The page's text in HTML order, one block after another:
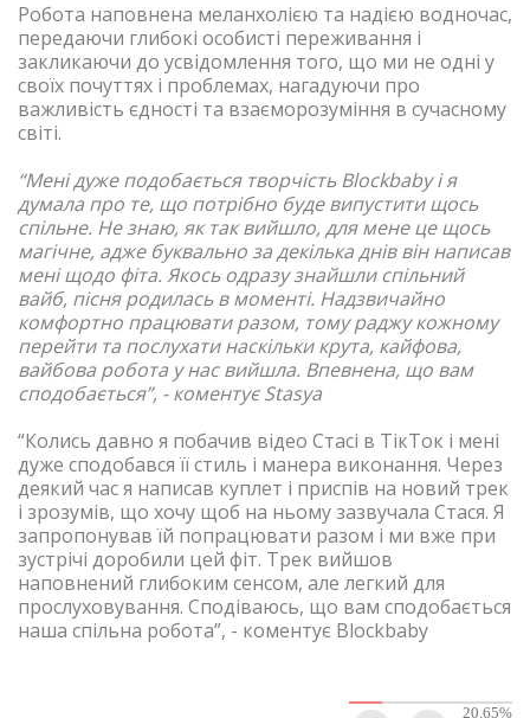
Робота наповнена меланхолією та надією водночас,
передаючи глибокі особисті переживання і
закликаючи до усвідомлення того, що ми не одні у
своїх почуттях і проблемах, нагадуючи про
важливість єдності та взаєморозуміння в сучасному
світі.
“Мені дуже подобається творчість Blockbaby і я
думала про те, що потрібно буде випустити щось
спільне. Не знаю, як так вийшло, для мене це щось
магічне, адже буквально за декілька днів він написав
мені щодо фіта. Якось одразу знайшли спільний
вайб, пісня родилась в моменті. Надзвичайно
комфортно працювати разом, тому раджу кожному
перейти та послухати наскільки крута, кайфова,
вайбова робота у нас вийшла. Впевнена, що вам
сподобається”, - коментує Stasya
“Колись давно я побачив відео Стасі в ТікТок і мені
дуже сподобався її стиль і манера виконання. Через
деякий час я написав куплет і приспів на новий трек
і зрозумів, що хочу щоб на ньому зазвучала Стася. Я
запропонував їй попрацювати разом і ми вже при
зустрічі доробили цей фіт. Трек вийшов
наповнений глибоким сенсом, але легкий для
прослуховування. Сподіваюсь, що вам сподобається
наша спільна робота”, - коментує Blockbaby
20.65%